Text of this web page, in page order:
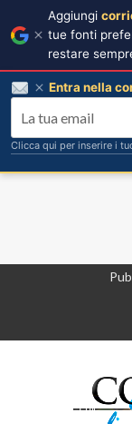
Aggiungi
tue fonti
restare
Entra nella
Clicca qui per inserire i